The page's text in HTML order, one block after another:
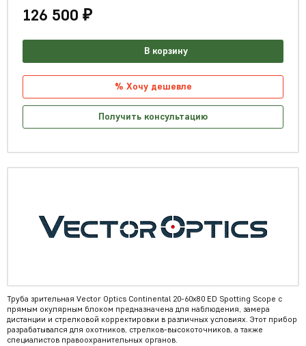
126 500 ₽
В корзину
% Хочу дешевле
Получить консультацию
Труба зрительная Vector Optics Continental 20-60x80 ED Spotting Scope с
прямым окулярным блоком предназначена для наблюдения, замера
дистанции и стрелковой корректировки в различных условиях. Этот прибор
разрабатывался для охотников, стрелков-высокоточников, а также
специалистов правоохранительных органов.